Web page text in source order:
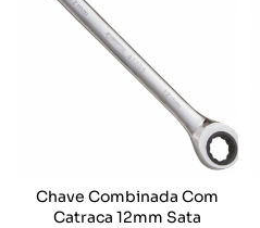
Chave Combinada Com
Catraca 12mm Sata